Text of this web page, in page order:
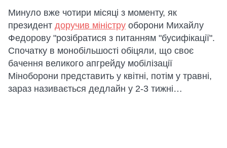
Минуло вже чотири місяці з моменту, як
президент доручив міністру оборони Михайлу
Федорову "розібратися з питанням "бусифікації".
Спочатку в монобільшості обіцяли, що своє
бачення великого апгрейду мобілізації
Міноборони представить у квітні, потім у травні,
зараз називається дедлайн у 2-3 тижні…